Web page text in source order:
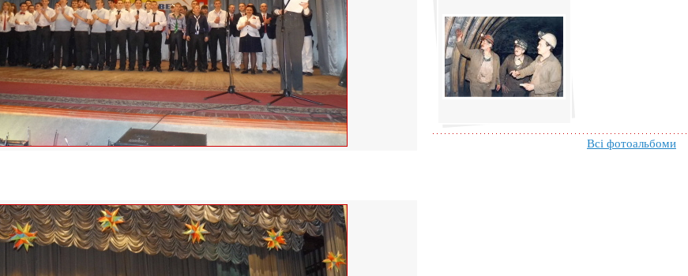
Всі фотоальбоми